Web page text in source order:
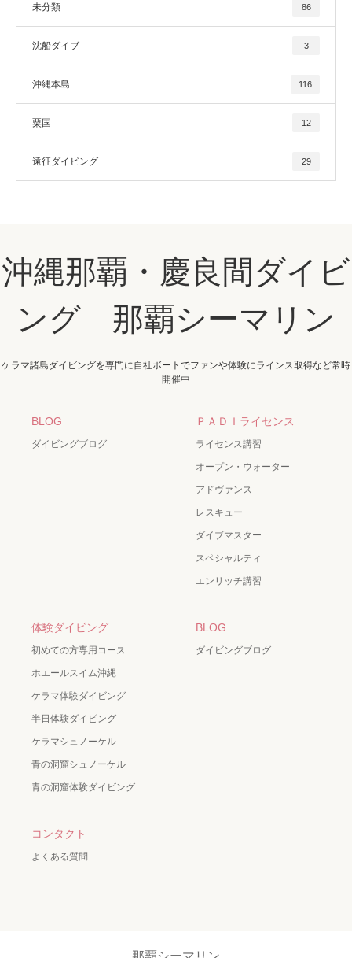
未分類 86
沈船ダイブ 3
沖縄本島 116
粟国 12
遠征ダイビング 29
沖縄那覇・慶良間ダイビ
ング 那覇シーマリン
ケラマ諸島ダイビングを専門に自社ボートでファンや体験にラインス取得など常時
開催中
BLOG
ダイビングブログ
ＰＡＤＩライセンス
ライセンス講習
オープン・ウォーター
アドヴァンス
レスキュー
ダイブマスター
スペシャルティ
エンリッチ講習
体験ダイビング
初めての方専用コース
ホエールスイム沖縄
ケラマ体験ダイビング
半日体験ダイビング
ケラマシュノーケル
青の洞窟シュノーケル
青の洞窟体験ダイビング
BLOG
ダイビングブログ
コンタクト
よくある質問